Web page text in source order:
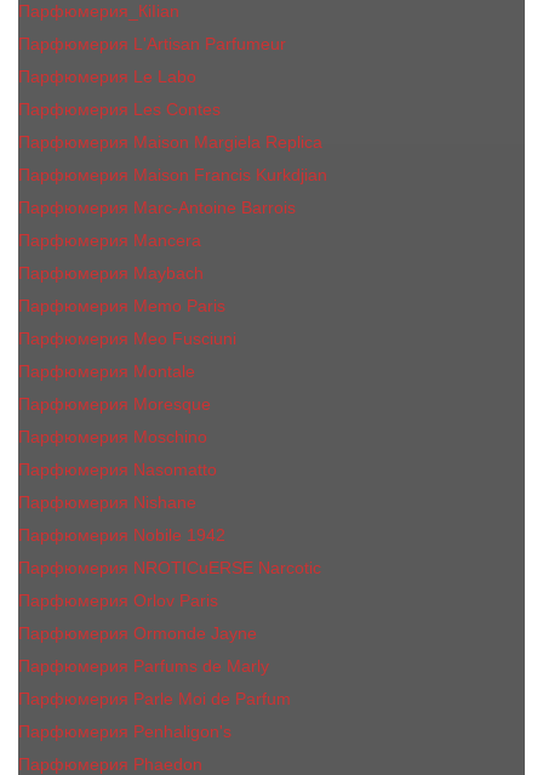
Парфюмерия_КiIiаn
Парфюмерия L'Artisan Parfumeur
Парфюмерия Le Labo
Парфюмерия Les Contes
Парфюмерия Maison Margiela Replica
Парфюмерия Maison Francis Kurkdjian
Парфюмерия Marc-Antoine Barrois
Парфюмерия Mancera
Парфюмерия Maybach
Парфюмерия Memo Paris
Парфюмерия Meo Fusciuni
Парфюмерия Montale
Парфюмерия Moresque
Парфюмерия Moschino
Парфюмерия Nasomatto
Парфюмерия Nishane
Парфюмерия Nobile 1942
Парфюмерия NROTICuERSE Narcotic
Парфюмерия Orlov Paris
Парфюмерия Ormonde Jayne
Парфюмерия Parfums de Marly
Парфюмерия Parle Moi de Parfum
Парфюмерия Penhaligon's
Парфюмерия Phaedon